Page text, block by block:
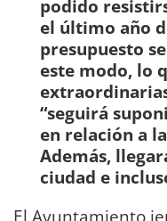
podido
el último año
presupuesto
este modo, lo
“seguirá
en relación a
Además,
ciudad e
El Ayuntamiento